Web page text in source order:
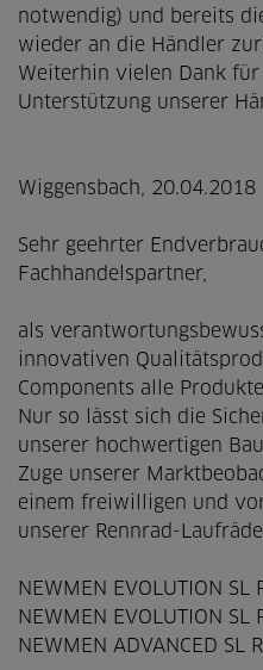
notwendig) und bereits
wieder an die Händler
Weiterhin vielen Dank
Unterstützung unserer
Wiggensbach, 20.04.2018
Sehr geehrter
Fachhandelspartner,
als
innovativen
Components alle
Nur so lässt sich die
unserer hochwertigen
Zuge unserer
einem freiwilligen und
unserer Rennrad-
NEWMEN EVOLUTION SL
NEWMEN EVOLUTION SL
NEWMEN ADVANCED SL